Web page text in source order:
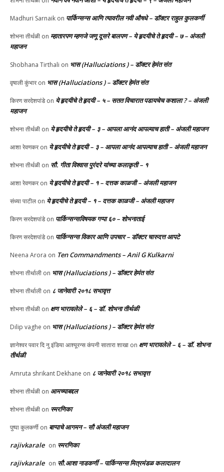
Madhuri Sarnaik on पार्किन्सन्स आणि त्यावरील नवी औषधे – डॉक्टर राहुल कुलकर्णी
शोभना तीर्थळी on म्हातारपण म्हणजे जणू दूसरे बालपण – ये हृदयीचे ते हृदयी – ७ – अंजली
महाजन
Shobhana Tirthali on भास (Halluciations ) – डॉक्टर हेमंत संत
वृषाली कुंभारon भास (Halluciations ) – डॉक्टर हेमंत संत
किरण सरदेशपांडेon ये हृदयीचे ते हृदयी – ५ – सतत विचारात पडायचेच कशाला ? – अंजली
महाजन
शोभना तीर्थळी on ये हृदयीचे ते हृदयी – ३ – आपला आनंद आपल्याच हाती – अंजली महाजन
आशा रेवणकरon ये हृदयीचे ते हृदयी – ३ – आपला आनंद आपल्याच हाती – अंजली महाजन
शोभना तीर्थळी on सौ. गीता विश्वास पुरंदरे यांच्या कलाकृती – १
आशा रेवणकरon ये हृदयीचे ते हृदयी – १ – दत्तक काळजी – अंजली महाजन
संध्या पाटील on ये हृदयीचे ते हृदयी – १ – दत्तक काळजी – अंजली महाजन
किरण सरदेशपांडेon पार्किन्सन्सविषयक गप्पा ६० – शोभनाताई
किरण सरदेशपांडेon पार्किन्सन्स विकार आणि उपचार – डॉक्टर चारुदत्त आपटे
Neena Arora on Ten Commandments – Anil G Kulkarni
शोभना तीर्थाली on भास (Halluciations ) – डॉक्टर हेमंत संत
शोभना तीर्थाली on ८ जानेवारी २०१८ सभावृत्त
शोभना तीर्थळी on क्षण भारावलेले – ६ – डॉ. शोभना तीर्थळी
Dilip vaghe on भास (Halluciations ) – डॉक्टर हेमंत संत
ज्ञानेश्वर पवार दि नु इंडिया आश्यूरन्स कंपनी सातारा शाखा on क्षण भारावलेले – ६ – डॉ. शोभना
तीर्थळी
Amruta shrikant Dekhane on ८ जानेवारी २०१८ सभावृत्त
शोभना तीर्थळी on आमच्याबद्दल
शोभना तीर्थळी on स्मरणिका
पुष्पा कुलकर्णी on बाप्पाचे आगमन – सौ अंजली महाजन
rajivkarale on स्मरणिका
rajivkarale on सौ.आशा नाडकर्णी – पार्किन्सन्स मित्रमंडळ कलादालन